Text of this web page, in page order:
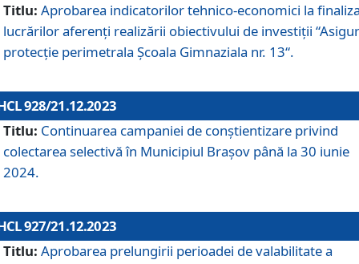
Titlu: Aprobarea indicatorilor tehnico-economici la
lucrărilor aferenți realizării obiectivului de investiții
protecție perimetrala Școala Gimnaziala nr. 13“.
928/21.12.2023
Titlu: Continuarea campaniei de conștientizare privind
colectarea selectivă în Municipiul Braşov până la 30 iunie
2024.
927/21.12.2023
Titlu: Aprobarea prelungirii perioadei de valabilitate a